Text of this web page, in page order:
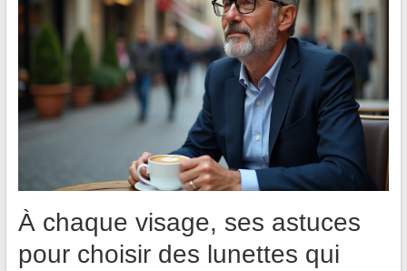
À chaque visage, ses astuces
pour choisir des lunettes qui